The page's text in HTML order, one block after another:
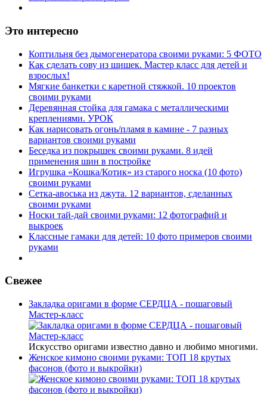
Это интересно
Коптильня без дымогенератора своими руками: 5 ФОТО
Как сделать сову из шишек. Мастер класс для детей и
взрослых!
Мягкие банкетки с каретной стяжкой. 10 проектов
своими руками
Деревянная стойка для гамака с металлическими
креплениями. УРОК
Как нарисовать огонь/пламя в камине - 7 разных
вариантов своими руками
Беседка из покрышек своими руками. 8 идей
применения шин в постройке
Игрушка «Кошка/Котик» из старого носка (10 фото)
своими руками
Сетка-авоська из джута. 12 вариантов, сделанных
своими руками
Носки тай-дай своими руками: 12 фотографий и
выкроек
Классные гамаки для детей: 10 фото примеров своими
руками
Свежее
Закладка оригами в форме СЕРДЦА - пошаговый
Мастер-класс
Искусство оригами известно давно и любимо многими.
Женское кимоно своими руками: ТОП 18 крутых
фасонов (фото и выкройки)